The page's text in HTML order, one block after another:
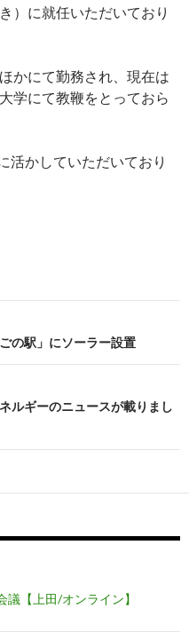
）に就任いただいており
かにて勤務され、現在は
学にて教鞭をとっておら
活かしていただいており
の駅」にソーラー設置
ルギーのニュースが載りまし
議【上田/オンライン】